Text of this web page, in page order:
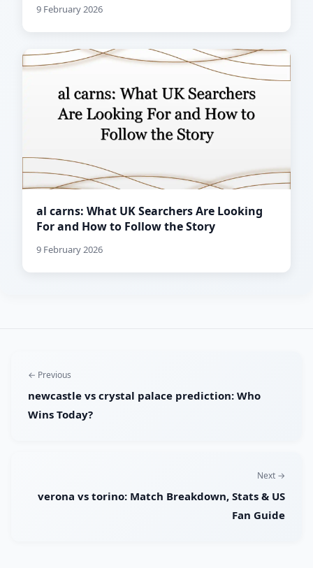
9 February 2026
al carns: What UK Searchers Are Looking
For and How to Follow the Story
9 February 2026
← Previous
newcastle vs crystal palace prediction: Who
Wins Today?
Next →
verona vs torino: Match Breakdown, Stats & US
Fan Guide